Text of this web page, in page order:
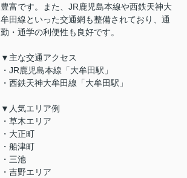
豊富です。また、JR鹿児島本線や西鉄天神大
牟田線といった交通網も整備されており、通
勤・通学の利便性も良好です。
▼主な交通アクセス
・JR鹿児島本線「大牟田駅」
・西鉄天神大牟田線「大牟田駅」
▼人気エリア例
・草木エリア
・大正町
・船津町
・三池
・吉野エリア